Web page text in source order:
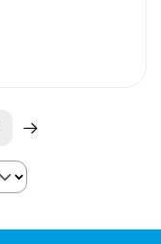
Página